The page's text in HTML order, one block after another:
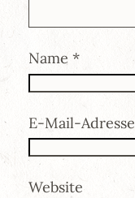
Name *
E-Mail-Adresse
Website